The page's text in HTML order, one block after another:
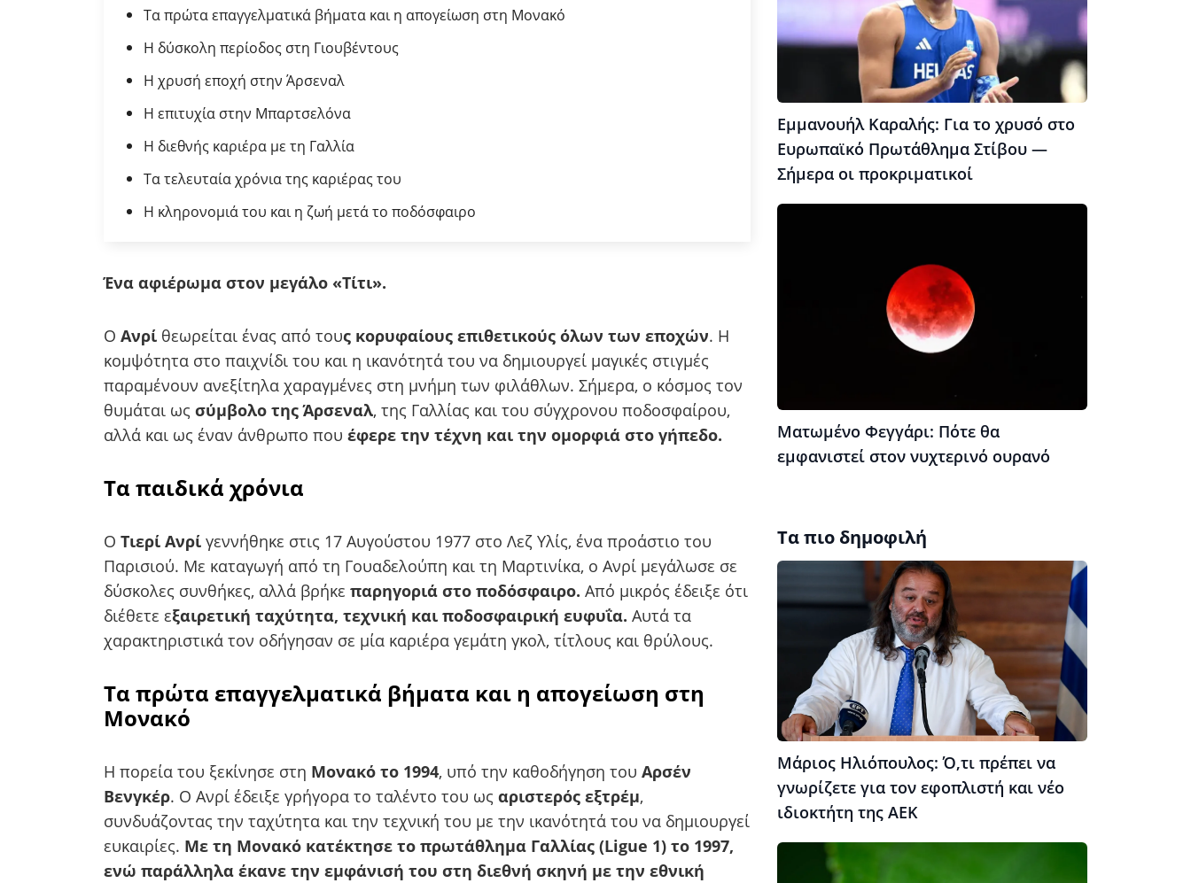
Τα πρώτα επαγγελματικά βήματα και η απογείωση στη Μονακό
Η δύσκολη περίοδος στη Γιουβέντους
Η χρυσή εποχή στην Άρσεναλ
Η επιτυχία στην Μπαρτσελόνα
Η διεθνής καριέρα με τη Γαλλία
Τα τελευταία χρόνια της καριέρας του
Η κληρονομιά του και η ζωή μετά το ποδόσφαιρο
Ένα αφιέρωμα στον μεγάλο «Τίτι».
Ο Ανρί θεωρείται ένας από τους κορυφαίους επιθετικούς όλων των εποχών. Η
κομψότητα στο παιχνίδι του και η ικανότητά του να δημιουργεί μαγικές στιγμές
παραμένουν ανεξίτηλα χαραγμένες στη μνήμη των φιλάθλων. Σήμερα, ο κόσμος τον
θυμάται ως σύμβολο της Άρσεναλ, της Γαλλίας και του σύγχρονου ποδοσφαίρου,
αλλά και ως έναν άνθρωπο που έφερε την τέχνη και την ομορφιά στο γήπεδο.
Τα παιδικά χρόνια
Ο Τιερί Ανρί γεννήθηκε στις 17 Αυγούστου 1977 στο Λεζ Υλίς, ένα προάστιο του
Παρισιού. Με καταγωγή από τη Γουαδελούπη και τη Μαρτινίκα, ο Ανρί μεγάλωσε σε
δύσκολες συνθήκες, αλλά βρήκε παρηγοριά στο ποδόσφαιρο. Από μικρός έδειξε ότι
διέθετε εξαιρετική ταχύτητα, τεχνική και ποδοσφαιρική ευφυΐα. Αυτά τα
χαρακτηριστικά τον οδήγησαν σε μία καριέρα γεμάτη γκολ, τίτλους και θρύλους.
Τα πρώτα επαγγελματικά βήματα και η απογείωση στη
Μονακό
Η πορεία του ξεκίνησε στη Μονακό το 1994, υπό την καθοδήγηση του Αρσέν
Βενγκέρ. Ο Ανρί έδειξε γρήγορα το ταλέντο του ως αριστερός εξτρέμ,
συνδυάζοντας την ταχύτητα και την τεχνική του με την ικανότητά του να δημιουργεί
ευκαιρίες. Με τη Μονακό κατέκτησε το πρωτάθλημα Γαλλίας (Ligue 1) το 1997,
ενώ παράλληλα έκανε την εμφάνισή του στη διεθνή σκηνή με την εθνική
Εμμανουήλ Καραλής: Για το χρυσό στο
Ευρωπαϊκό Πρωτάθλημα Στίβου —
Σήμερα οι προκριματικοί
Ματωμένο Φεγγάρι: Πότε θα
εμφανιστεί στον νυχτερινό ουρανό
Τα πιο δημοφιλή
Μάριος Ηλιόπουλος: Ό,τι πρέπει να
γνωρίζετε για τον εφοπλιστή και νέο
ιδιοκτήτη της ΑΕΚ